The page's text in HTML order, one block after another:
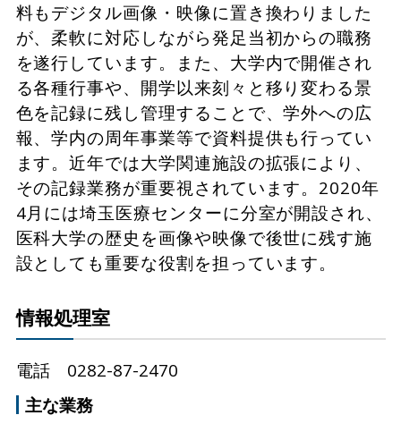
料もデジタル画像・映像に置き換わりました
が、柔軟に対応しながら発足当初からの職務
を遂行しています。また、大学内で開催され
る各種行事や、開学以来刻々と移り変わる景
色を記録に残し管理することで、学外への広
報、学内の周年事業等で資料提供も行ってい
ます。近年では大学関連施設の拡張により、
その記録業務が重要視されています。2020年
4月には埼玉医療センターに分室が開設され、
医科大学の歴史を画像や映像で後世に残す施
設としても重要な役割を担っています。
情報処理室
電話 0282-87-2470
主な業務